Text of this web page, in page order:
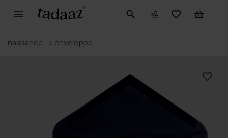
naissance → enveloppe